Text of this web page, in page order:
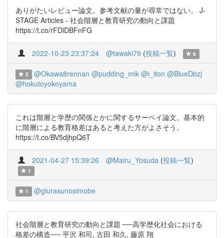
ありがたいレビュー論文。参考文献の量が尋常ではない。 J-
STAGE Articles - 社会階層と教育研究の動向と課題
https://t.co/rFDlDBFnFG
2022-10-23 23:37:24 @tawaki79 (投稿一覧) 6
5 @Okawa8rennan @pudding_mik @i_iton @BlueDbzj
@hokutoyokoyama
これは階層と学歴の関係とかに関するサーベイ論文。基本的
に階層による教育格差はあると考えた方がよさそう。
https://t.co/BV5djhpQ6T
2021-04-27 15:39:26 @Mairu_Yosuda (投稿一覧)
1
1 @giurasunosimobe
社会階層と教育研究の動向と課題 ──高学歴化社会における
格差の構造── 平沢 和司, 古田 和久, 藤原 翔